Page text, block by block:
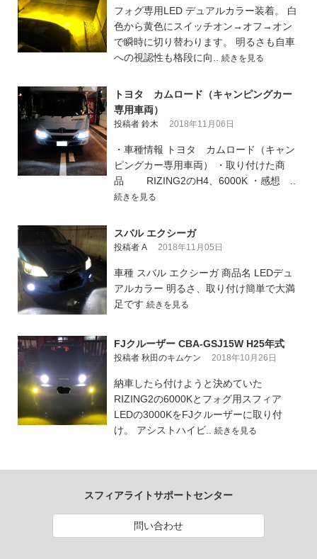
フォグ専用LED デュアルカラー装着。 白
色から黄色にスイッチオン→オフ→オン
で瞬時に切り替わります。 明るさも自車
への視認性も格段に向.. 続きを見る
トヨタ カムロード（キャンピングカー
専用車両）
投稿者 鈴木 2018年11月06日
・車種情報 トヨタ カムロード（キャン
ピングカー専用車両） ・取り付けた商
品 RIZING2のH4、6000K ・感想 ..
続きを見る
スバル エクシーガ
投稿者 A 2018年11月05日
車種 スバル エクシーガ 商品名 LEDデュ
アルカラー 明るさ、取り付け簡単で大満
足です 続きを見る
FJクルーザー CBA-GSJ15W H25年式
投稿者 秋田のキムケン 2018年10月26日
納車したら付けようと決めていた
RIZING2の6000Kとフォグ用スフィア
LEDの3000KをFJクルーザーに取り付
け。 アシストハイビ.. 続きを見る
スフィアライトサポートセンター
問い合わせ